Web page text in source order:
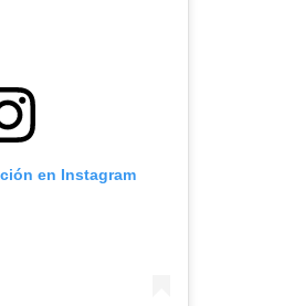
en Instagram